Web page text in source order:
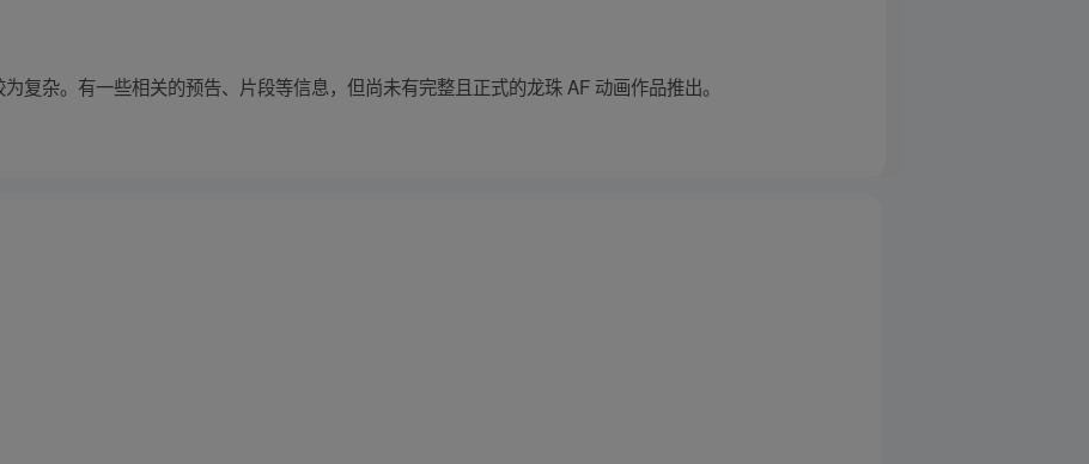
复杂。有一些相关的预告、片段等信息，但尚未有完整且正式的龙珠 AF 动画作品推出。